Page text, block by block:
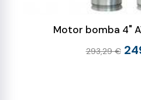
Motor bomba 4"
293,29 €